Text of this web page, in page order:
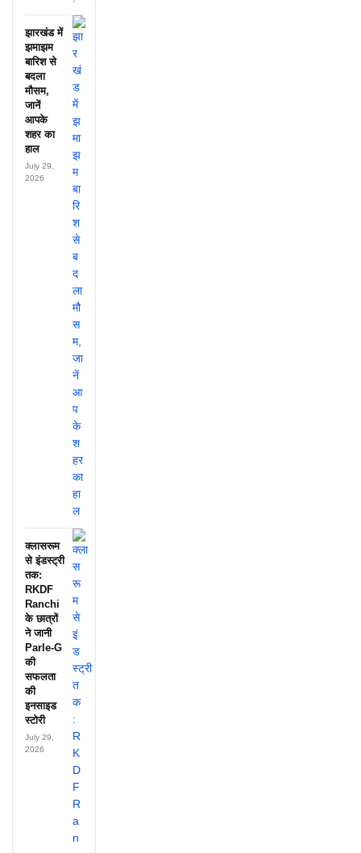
झारखंड में
झमाझम
बारिश से
बदला
मौसम,
जानें
आपके
शहर का
हाल
July 29,
2026
क्लासरूम
से इंडस्ट्री
तक:
RKDF
Ranchi
के छात्रों
ने जानी
Parle-G
की
सफलता
की
इनसाइड
स्टोरी
July 29,
2026